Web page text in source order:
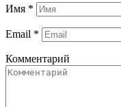
Имя *
Email *
Комментарий